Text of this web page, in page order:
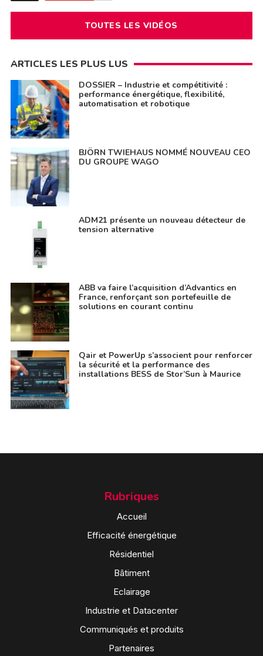
TOUTES LES VIDÉOS
ARTICLES LES PLUS LUS
DOSSIER – Industrie et compétitivité :
performance énergétique, flexibilité,
automatisation et robotique
BJÖRN TWIEHAUS NOMMÉ NOUVEAU CEO
DU GROUPE WAGO
ADM21 présente un nouveau détecteur de
tension alternative
ABB va faire l’acquisition d’Advantics en
France, renforçant son portefeuille de
solutions en courant continu
Qair et PowerUp s’associent pour renforcer
la sécurité et la performance des
installations BESS de Stor’Sun à Maurice
Rubriques
Accueil
Efficacité énergétique
Résidentiel
Bâtiment
Eclairage
Industrie et Datacenter
Communiqués et produits
Partenaires